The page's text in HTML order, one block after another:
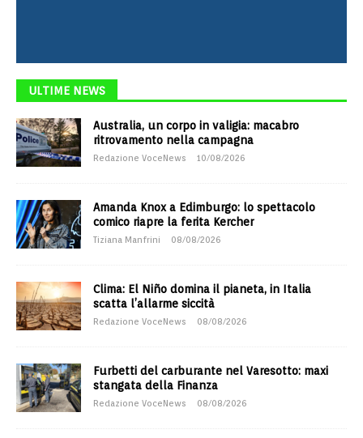
ULTIME NEWS
Australia, un corpo in valigia: macabro
ritrovamento nella campagna
Redazione VoceNews 10/08/2026
Amanda Knox a Edimburgo: lo spettacolo
comico riapre la ferita Kercher
Tiziana Manfrini 08/08/2026
Clima: El Niño domina il pianeta, in Italia
scatta l’allarme siccità
Redazione VoceNews 08/08/2026
Furbetti del carburante nel Varesotto: maxi
stangata della Finanza
Redazione VoceNews 08/08/2026